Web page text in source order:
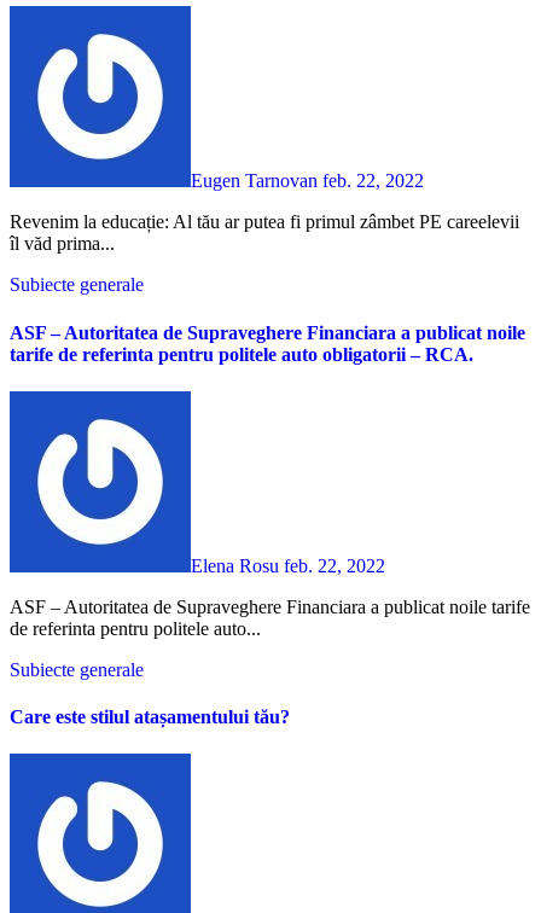
Eugen Tarnovan feb. 22, 2022
Revenim la educație: Al tău ar putea fi primul zâmbet PE careelevii
îl văd prima...
Subiecte generale
ASF – Autoritatea de Supraveghere Financiara a publicat noile
tarife de referinta pentru politele auto obligatorii – RCA.
Elena Rosu feb. 22, 2022
ASF – Autoritatea de Supraveghere Financiara a publicat noile tarife
de referinta pentru politele auto...
Subiecte generale
Care este stilul atașamentului tău?